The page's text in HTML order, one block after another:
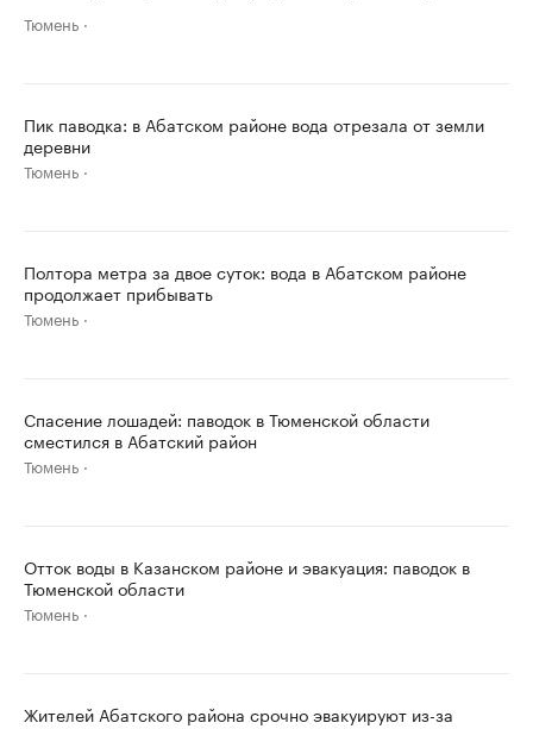
Тюмень
Пик паводка: в Абатском районе вода отрезала от земли
деревни
Тюмень
Полтора метра за двое суток: вода в Абатском районе
продолжает прибывать
Тюмень
Спасение лошадей: паводок в Тюменской области
сместился в Абатский район
Тюмень
Отток воды в Казанском районе и эвакуация: паводок в
Тюменской области
Тюмень
Жителей Абатского района срочно эвакуируют из-за